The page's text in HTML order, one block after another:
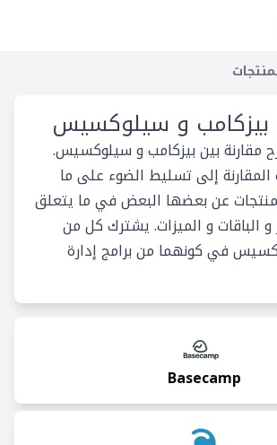
بيزكامب و سيلوكسيس
مقارنة بين بيزكامب و سيلوكسيس.
إلى تسليط الضوء على ما
عن بعضها البعض في ما يتعلق
و الباقات و الميزات. يشترك كل من
في كونهما من برامج إدارة
Basecamp